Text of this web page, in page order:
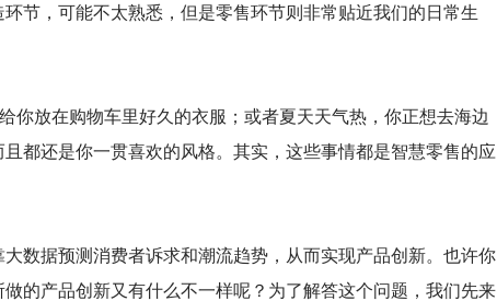
节，可能不太熟悉，但是零售环节则非常贴近我们的日常生
你放在购物车里好久的衣服；或者夏天天气热，你正想去海边
都还是你一贯喜欢的风格。其实，这些事情都是智慧零售的应
数据预测消费者诉求和潮流趋势，从而实现产品创新。也许你
的产品创新又有什么不一样呢？为了解答这个问题，我们先来